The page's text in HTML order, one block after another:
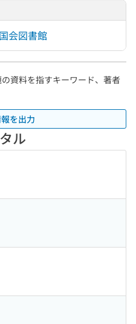
会図書館
資料を指すキーワード、著者
を出力
ル